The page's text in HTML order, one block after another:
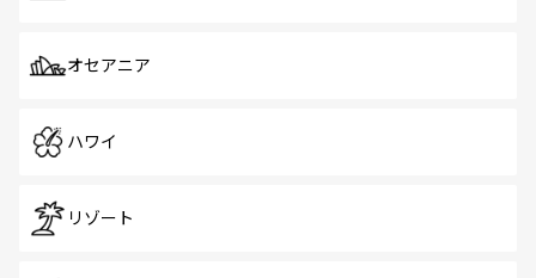
オセアニア
ハワイ
リゾート